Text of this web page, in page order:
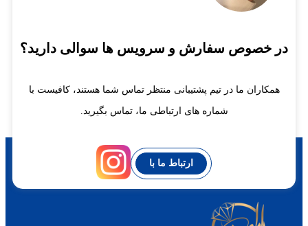
در خصوص سفارش و سرویس ها سوالی دارید؟
همکاران ما در تیم پشتیبانی منتظر تماس شما هستند، کافیست با
شماره های ارتباطی ما، تماس بگیرید.
ارتباط ما با